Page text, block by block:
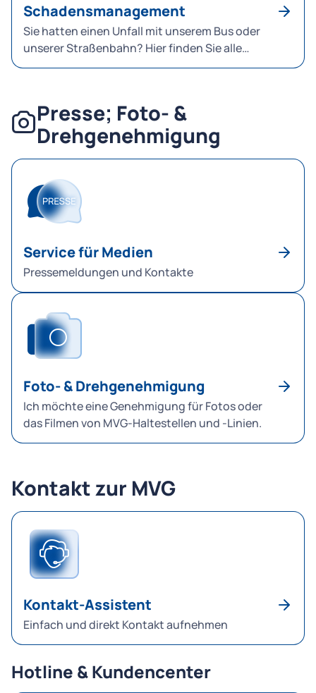
Schadensmanagement
Sie hatten einen Unfall mit unserem Bus oder
unserer Straßenbahn? Hier finden Sie alle
Informationen.
Presse; Foto- &
Drehgenehmigung
Service für Medien
Pressemeldungen und Kontakte
Foto- & Drehgenehmigung
Ich möchte eine Genehmigung für Fotos oder
das Filmen von MVG-Haltestellen und -Linien.
Kontakt zur MVG
Kontakt-Assistent
Einfach und direkt Kontakt aufnehmen
Hotline & Kundencenter